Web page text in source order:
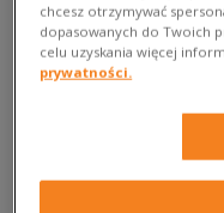
Dwa paski – nieźle. Trzy
zgodzie z zasadą, że
nie, tym razem
zestawiając na
marynarkę oversize?
sobą trzy czarne
chcesz otrzymywać
dopasowanych do Twoich
celu uzyskania więcej
prywatności.